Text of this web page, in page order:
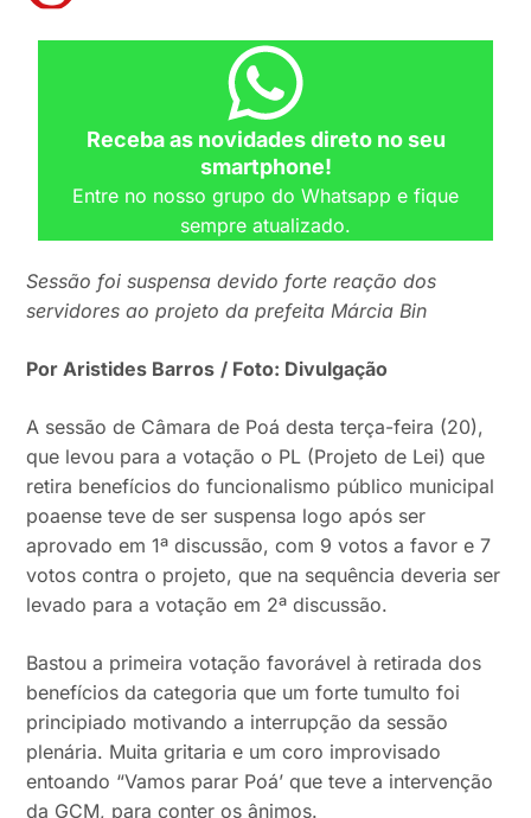
Receba as novidades direto no seu
smartphone!
Entre no nosso grupo do Whatsapp e fique
sempre atualizado.
Sessão foi suspensa devido forte reação dos
servidores ao projeto da prefeita Márcia Bin
Por Aristides Barros / Foto: Divulgação
A sessão de Câmara de Poá desta terça-feira (20),
que levou para a votação o PL (Projeto de Lei) que
retira benefícios do funcionalismo público municipal
poaense teve de ser suspensa logo após ser
aprovado em 1ª discussão, com 9 votos a favor e 7
votos contra o projeto, que na sequência deveria ser
levado para a votação em 2ª discussão.
Bastou a primeira votação favorável à retirada dos
benefícios da categoria que um forte tumulto foi
principiado motivando a interrupção da sessão
plenária. Muita gritaria e um coro improvisado
entoando “Vamos parar Poá’ que teve a intervenção
da GCM, para conter os ânimos.